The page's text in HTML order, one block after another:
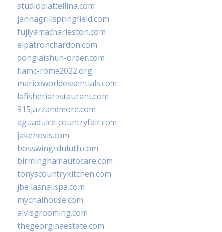
studiopiattellina.com
jannagrillspringfield.com
fujiyamacharleston.com
elpatronchardon.com
donglaishun-order.com
fiamc-rome2022.org
mariceworldessentials.com
lafisheriarestaurant.com
915jazzandmore.com
aguadulce-countryfair.com
jakehovis.com
bosswingsduluth.com
birminghamautocare.com
tonyscountrykitchen.com
jbellasnailspa.com
mychaihouse.com
alvisgrooming.com
thegeorginaestate.com